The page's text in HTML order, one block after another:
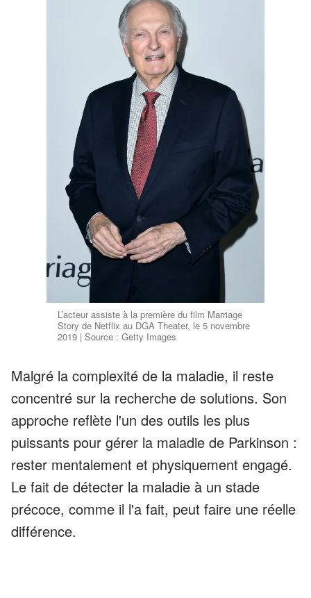
L’acteur assiste à la première du film Marriage
Story de Netflix au DGA Theater, le 5 novembre
2019 | Source : Getty Images
Malgré la complexité de la maladie, il reste
concentré sur la recherche de solutions. Son
approche reflète l'un des outils les plus
puissants pour gérer la maladie de Parkinson :
rester mentalement et physiquement engagé.
Le fait de détecter la maladie à un stade
précoce, comme il l'a fait, peut faire une réelle
différence.